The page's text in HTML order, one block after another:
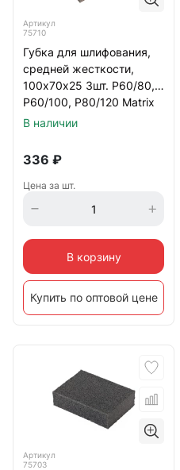
Артикул
75710
Губка для шлифования,
средней жесткости,
100х70х25 3шт. Р60/80,
Р60/100, Р80/120 Matrix
В наличии
336 ₽
Цена за шт.
В корзину
Купить по оптовой цене
Артикул
75703